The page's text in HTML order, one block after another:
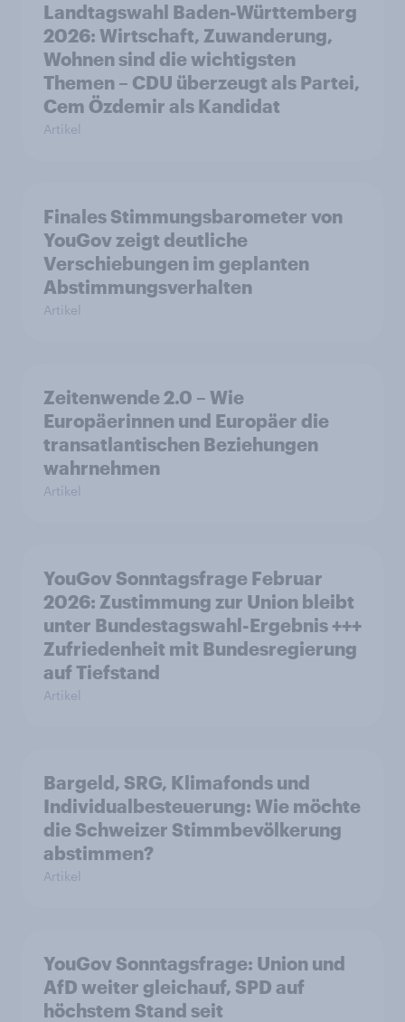
Landtagswahl Baden-Württemberg
2026: Wirtschaft, Zuwanderung,
Wohnen sind die wichtigsten
Themen – CDU überzeugt als Partei,
Cem Özdemir als Kandidat
Artikel
Finales Stimmungsbarometer von
YouGov zeigt deutliche
Verschiebungen im geplanten
Abstimmungsverhalten
Artikel
Zeitenwende 2.0 – Wie
Europäerinnen und Europäer die
transatlantischen Beziehungen
wahrnehmen
Artikel
YouGov Sonntagsfrage Februar
2026: Zustimmung zur Union bleibt
unter Bundestagswahl-Ergebnis +++
Zufriedenheit mit Bundesregierung
auf Tiefstand
Artikel
Bargeld, SRG, Klimafonds und
Individualbesteuerung: Wie möchte
die Schweizer Stimmbevölkerung
abstimmen?
Artikel
YouGov Sonntagsfrage: Union und
AfD weiter gleichauf, SPD auf
höchstem Stand seit